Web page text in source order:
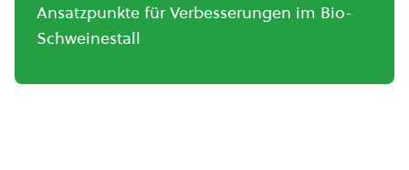
Ansatzpunkte für Verbesserungen im Bio-
Schweinestall